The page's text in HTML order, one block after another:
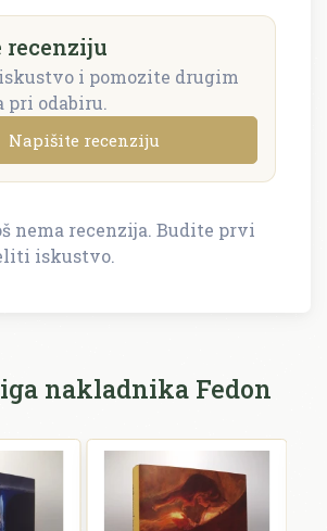
recenziju
i pomozite drugim
odabiru.
Napišite recenziju
recenziju
javno.
nema recenzija. Budite prvi
iskustvo.
nakladnika Fedon